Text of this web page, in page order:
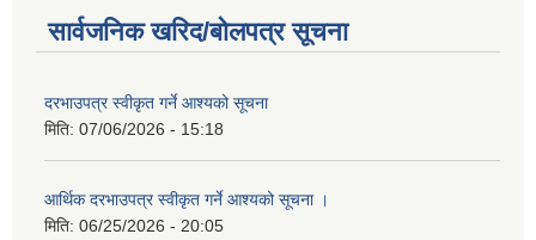
सार्वजनिक खरिद/बोलपत्र सूचना
दरभाउपत्र स्वीकृत गर्ने आश्यको सूचना
मिति: 07/06/2026 - 15:18
आर्थिक दरभाउपत्र स्वीकृत गर्ने आश्यको सूचना ।
मिति: 06/25/2026 - 20:05